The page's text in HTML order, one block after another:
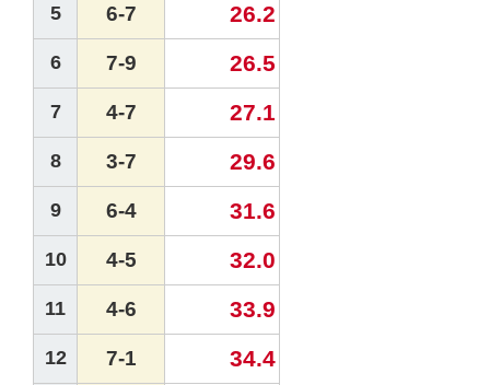
5 6-7 26.2
6 7-9 26.5
7 4-7 27.1
8 3-7 29.6
9 6-4 31.6
10 4-5 32.0
11 4-6 33.9
12 7-1 34.4